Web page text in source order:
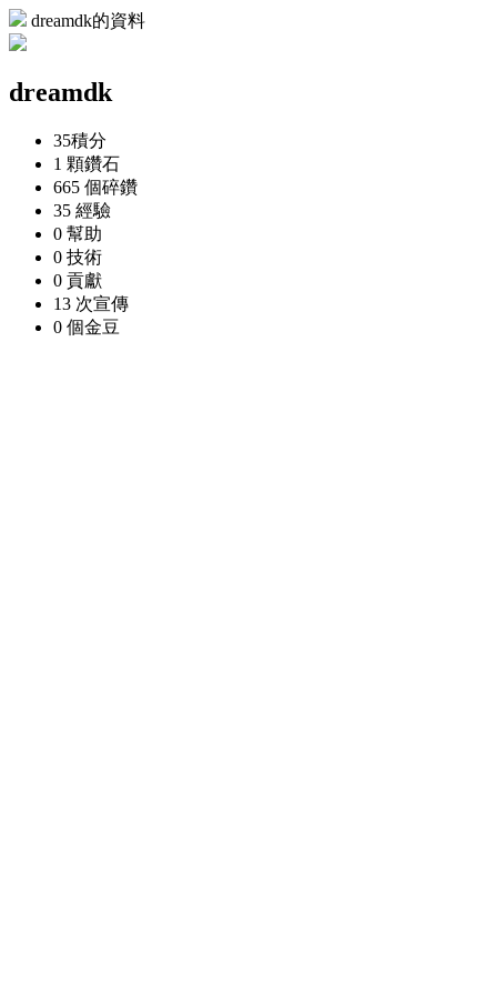
dreamdk的資料
dreamdk
35積分
1 顆鑽石
665 個碎鑽
35 經驗
0 幫助
0 技術
0 貢獻
13 次宣傳
0 個金豆